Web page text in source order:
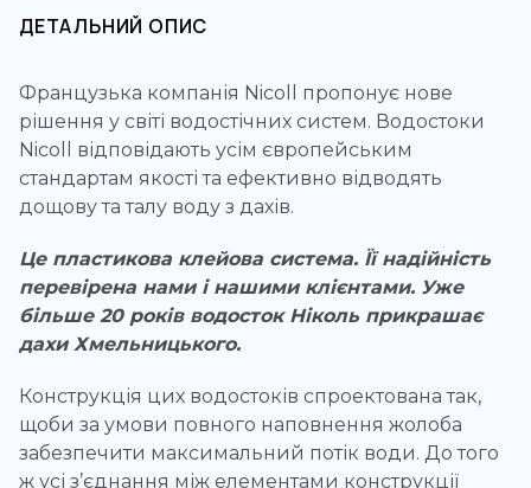
ДЕТАЛЬНИЙ ОПИС
Французька компанія Nicoll пропонує нове
рішення у світі водостічних систем. Водостоки
Nicoll відповідають усім європейським
стандартам якості та ефективно відводять
дощову та талу воду з дахів.
Це пластикова клейова система. Її надійність
перевірена нами і нашими клієнтами. Уже
більше 20 років водосток Ніколь прикрашає
дахи Хмельницького.
Конструкція цих водостоків спроектована так,
щоби за умови повного наповнення жолоба
забезпечити максимальний потік води. До того
ж усі з’єднання між елементами конструкції